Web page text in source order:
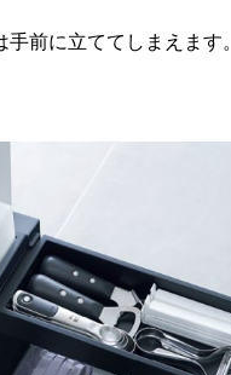
前に立ててしまえます。